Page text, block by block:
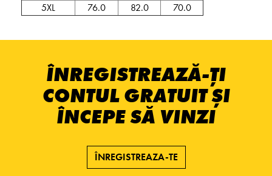
5XL
76.0 82.0 70.0
ÎNREGISTREAZĂ-ȚI
CONTUL GRATUIT ȘI
ÎNCEPE SĂ VINZI
ÎNREGISTREAZA-TE